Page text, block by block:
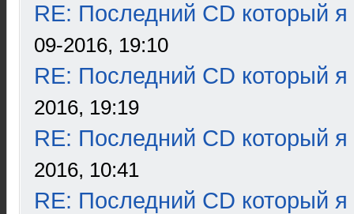
RE: Последний CD который я
09-2016, 19:10
RE: Последний CD который я
2016, 19:19
RE: Последний CD который я
2016, 10:41
RE: Последний CD который я